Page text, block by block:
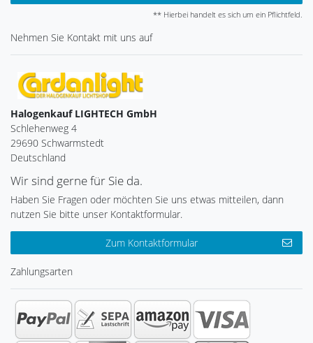
** Hierbei handelt es sich um ein Pflichtfeld.
Nehmen Sie Kontakt mit uns auf
Halogenkauf LIGHTECH GmbH
Schlehenweg 4
29690 Schwarmstedt
Deutschland
Wir sind gerne für Sie da.
Haben Sie Fragen oder möchten Sie uns etwas mitteilen, dann
nutzen Sie bitte unser Kontaktformular.
Zum Kontaktformular
Zahlungsarten